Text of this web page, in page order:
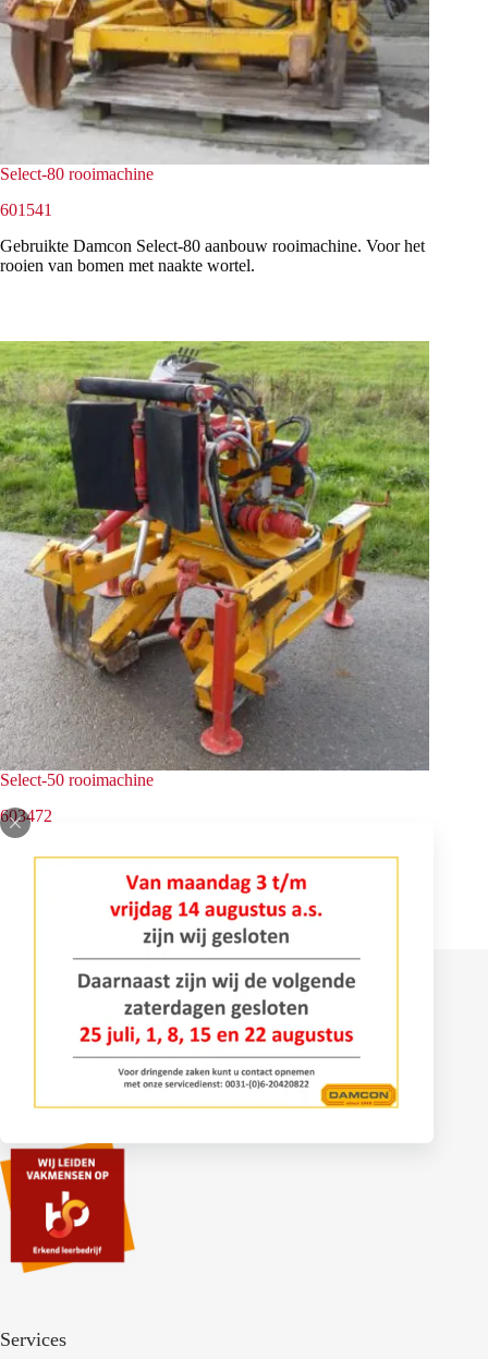
Select-80 rooimachine
601541
Gebruikte Damcon Select-80 aanbouw rooimachine. Voor het
rooien van bomen met naakte wortel.
Select-50 rooimachine
603472
Gebruikte Damcon rooimachine; met elektrische bediening.
4043 KD Opheusden
+31 (0)488 – 442828
Services